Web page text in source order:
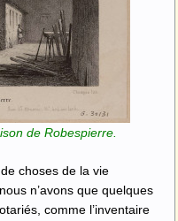
de Robespierre.
choses de la vie
n’avons que quelques
comme l’inventaire